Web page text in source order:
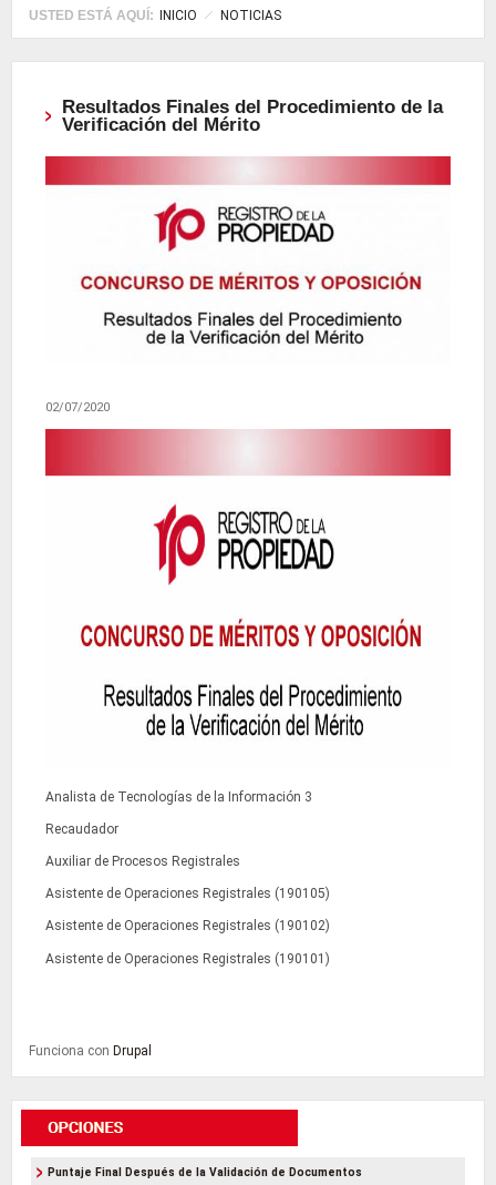
USTED ESTÁ AQUÍ: INICIO NOTICIAS
Resultados Finales del Procedimiento de la
Verificación del Mérito
02/07/2020
Analista de Tecnologías de la Información 3
Recaudador
Auxiliar de Procesos Registrales
Asistente de Operaciones Registrales (190105)
Asistente de Operaciones Registrales (190102)
Asistente de Operaciones Registrales (190101)
Funciona con Drupal
Puntaje Final Después de la Validación de Documentos